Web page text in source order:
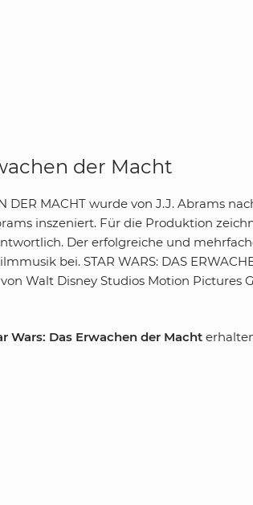
der Macht
DER MACHT wurde von J.J. Abrams
inszeniert. Für die Produktion
Der erfolgreiche und
bei. STAR WARS: DAS
von Walt Disney Studios Motion
Wars: Das Erwachen der Macht